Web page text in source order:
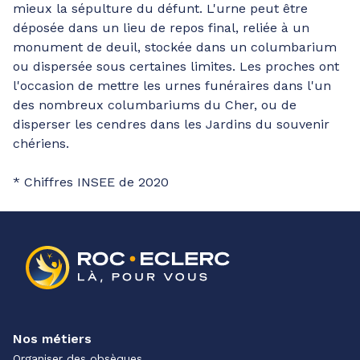
mieux la sépulture du défunt. L'urne peut être
déposée dans un lieu de repos final, reliée à un
monument de deuil, stockée dans un columbarium
ou dispersée sous certaines limites. Les proches ont
l'occasion de mettre les urnes funéraires dans l'un
des nombreux columbariums du Cher, ou de
disperser les cendres dans les Jardins du souvenir
chériens.
* Chiffres INSEE de 2020
Nos métiers